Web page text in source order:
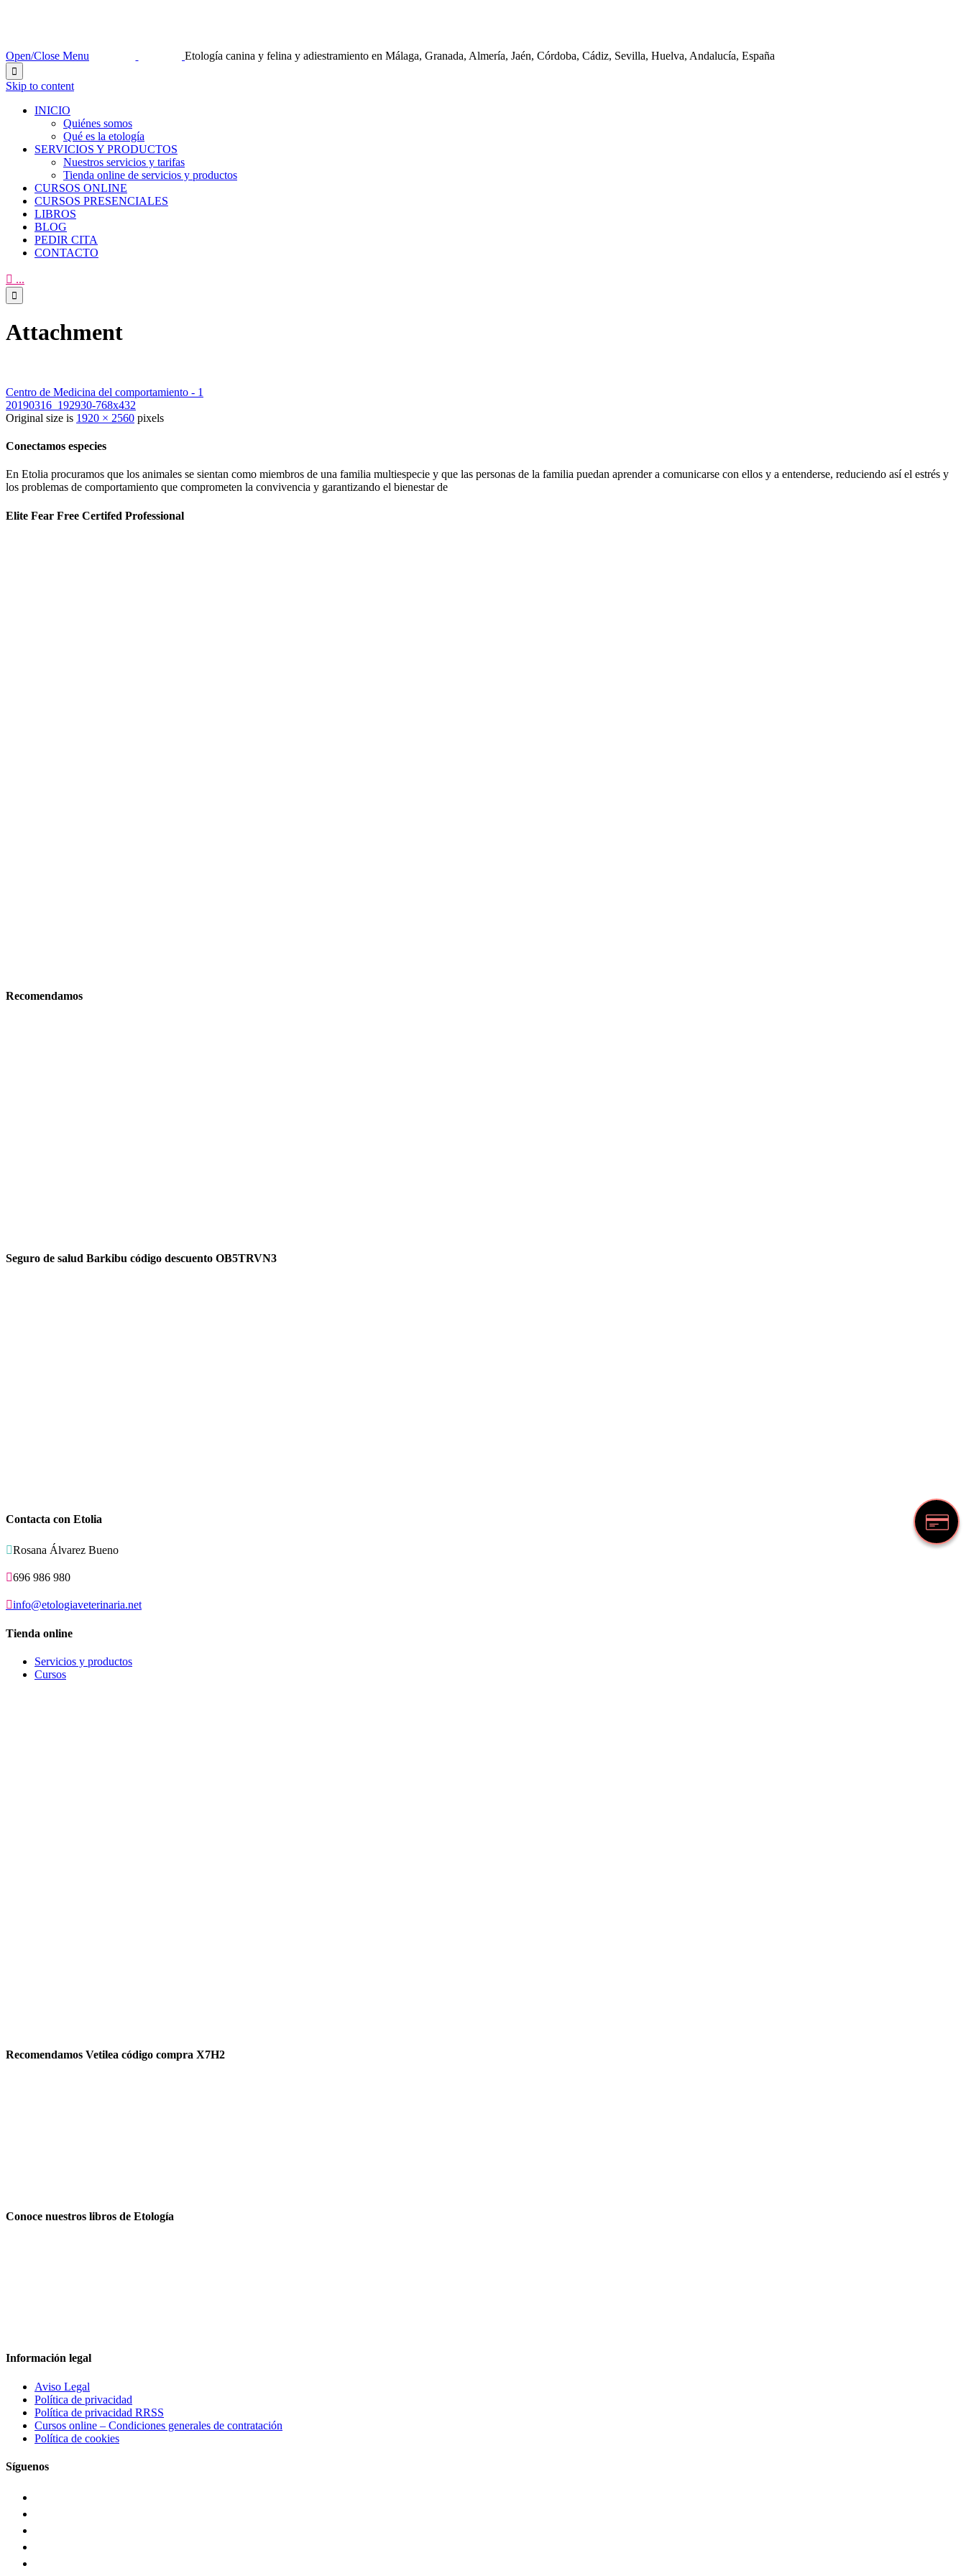
Open/Close Menu Etología canina y felina y adiestramiento en Málaga, Granada, Almería, Jaén, Córdoba, Cádiz, Sevilla, Huelva, Andalucía, España

Skip to content
INICIO
Quiénes somos
Qué es la etología
SERVICIOS Y PRODUCTOS
Nuestros servicios y tarifas
Tienda online de servicios y productos
CURSOS ONLINE
CURSOS PRESENCIALES
LIBROS
BLOG
PEDIR CITA
CONTACTO
 ...

Attachment
Centro de Medicina del comportamiento - 1
20190316_192930-768x432
Original size is 1920 × 2560 pixels
Conectamos especies
En Etolia procuramos que los animales se sientan como miembros de una familia multiespecie y que las personas de la familia puedan aprender a comunicarse con ellos y a entenderse, reduciendo así el estrés y
los problemas de comportamiento que comprometen la convivencia y garantizando el bienestar de
Elite Fear Free Certifed Professional
Recomendamos
Seguro de salud Barkibu código descuento OB5TRVN3
Contacta con Etolia
Rosana Álvarez Bueno
696 986 980
info@etologiaveterinaria.net
Tienda online
Servicios y productos
Cursos
Recomendamos Vetilea código compra X7H2
Conoce nuestros libros de Etología
Información legal
Aviso Legal
Política de privacidad
Política de privacidad RRSS
Cursos online – Condiciones generales de contratación
Política de cookies
Síguenos